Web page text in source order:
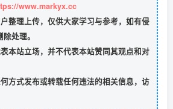
www.markyx.cc
整理上传，仅供大家学习与参考，如有侵
处理。
本站立场，并不代表本站赞同其观点和对
方式发布或转载任何违法的相关信息，访